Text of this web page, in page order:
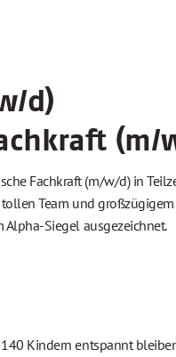
d)
(m/
Fachkraft (m/w/d) in
Team und
Siegel ausgezeichnet.
Kindern entspannt